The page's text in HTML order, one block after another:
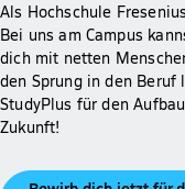
Als Hochschule
Bei uns am Campus
dich mit netten
den Sprung in den
StudyPlus für den
Zukunft!